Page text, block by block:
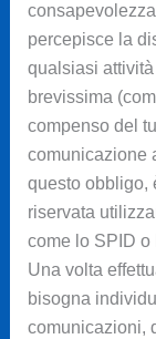
percepisce la
qualsiasi
brevissima
compenso del
comunicazione
questo obbligo,
riservata
come lo SPID o
Una volta
bisogna
comunicazioni,